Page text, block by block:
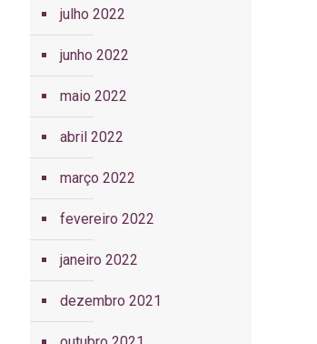
julho 2022
junho 2022
maio 2022
abril 2022
março 2022
fevereiro 2022
janeiro 2022
dezembro 2021